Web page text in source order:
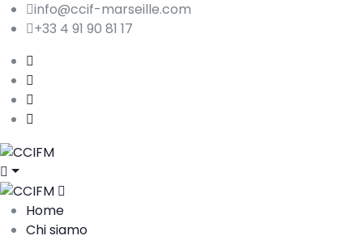
info@ccif-marseille.com
+33 4 91 90 81 17
Home
Chi siamo